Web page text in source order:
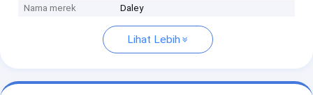
Nama merek Daley
Lihat Lebih